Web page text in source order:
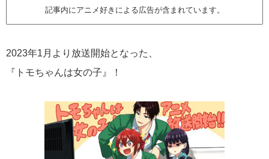
記事内にアニメ好きによる広告が含まれています。
2023年1月より放送開始となった、
『トモちゃんは女の子』！